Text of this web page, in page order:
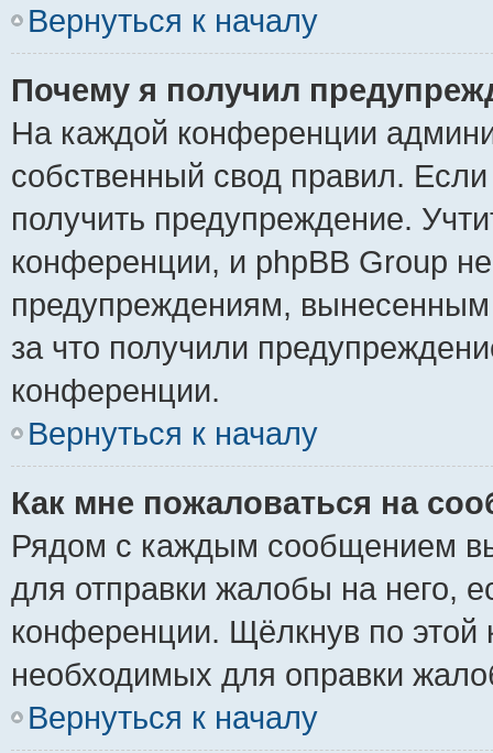
Вернуться к началу
Почему я получил
На каждой конференции
собственный свод правил.
получить предупреждение.
конференции, и phpBB Group
предупреждениям,
за что получили
конференции.
Вернуться к началу
Как мне пожаловаться на
Рядом с каждым сообщением
для отправки жалобы на него,
конференции. Щёлкнув по этой
необходимых для оправки
Вернуться к началу